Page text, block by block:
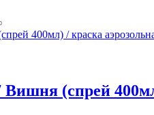
Вишня (спрей